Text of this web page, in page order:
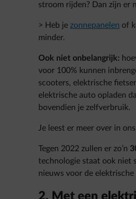
stroom rijden? Dan zijn er
> Heb je zonnepanelen of
minder.
Ook niet onbelangrijk:
voor 100% kunnen
scooters, elektrische
elektrische auto opladen
bovendien je zelfverbruik.
Je leest er meer over in
Tegen 2022 zullen er zo’n
technologie staat ook niet
nieuws voor de
2. Met een